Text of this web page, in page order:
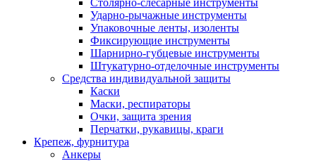
Ударно-рычажные инструменты
Упаковочные ленты, изоленты
Фиксирующие инструменты
Шарнирно-губцевые инструменты
Штукатурно-отделочные инструменты
Средства индивидуальной защиты
Каски
Маски, респираторы
Очки, защита зрения
Перчатки, рукавицы, краги
Крепеж, фурнитура
Анкеры